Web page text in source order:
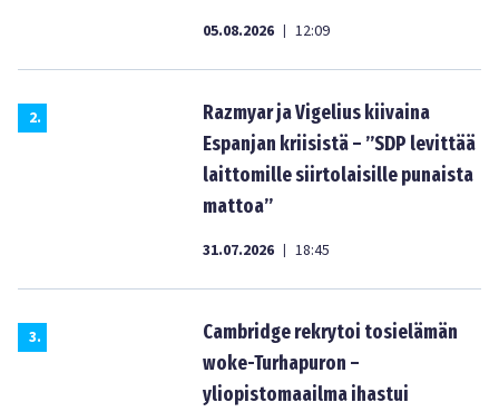
05.08.2026 | 12:09
2.
Razmyar ja Vigelius kiivaina
Espanjan kriisistä – ”SDP levittää
laittomille siirtolaisille punaista
mattoa”
31.07.2026 | 18:45
3.
Cambridge rekrytoi tosielämän
woke-Turhapuron –
yliopistomaailma ihastui